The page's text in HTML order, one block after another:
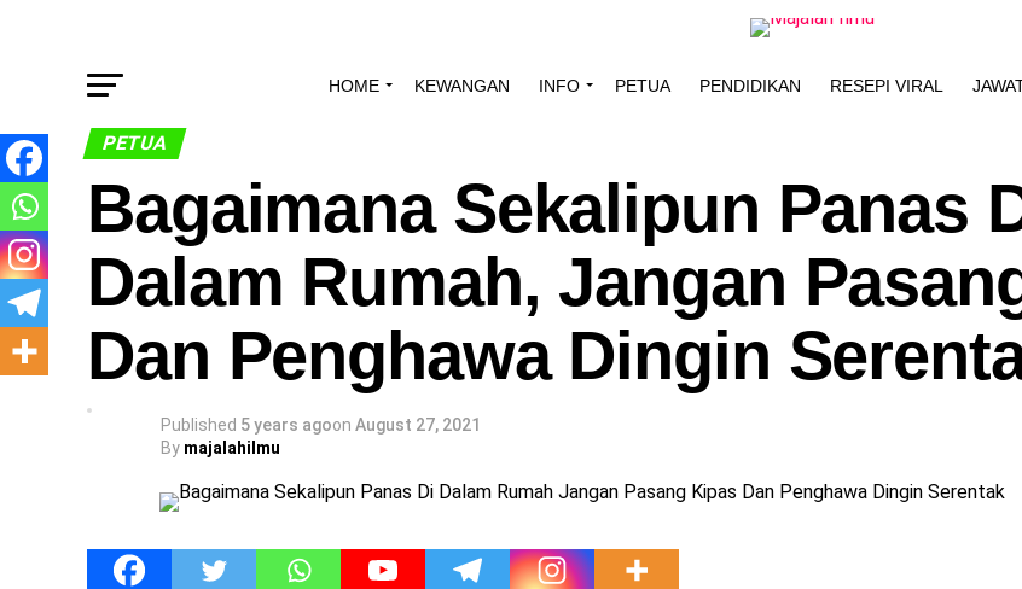
HOME KEWANGAN INFO PETUA PENDIDIKAN RESEPI VIRAL
PETUA
Bagaimana Sekalipun Panas
Dalam Rumah, Jangan
Dan Penghawa Dingin
Published 5 years agoon August 27, 2021
By majalahilmu